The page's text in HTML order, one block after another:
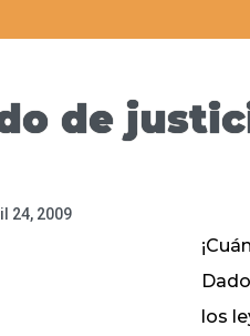
de
24, 2009
los